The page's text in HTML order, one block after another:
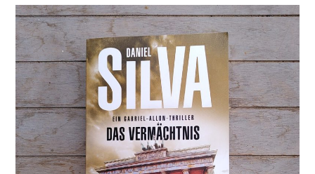
Lena
Halberg
London
´05